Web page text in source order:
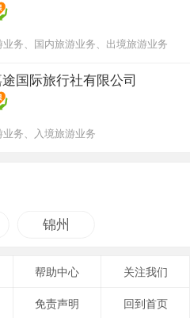
业务、国内旅游业务、出境旅游业务
国际旅行社有限公司
业务、入境旅游业务
锦州
帮助中心 关注我们
免责声明 回到首页